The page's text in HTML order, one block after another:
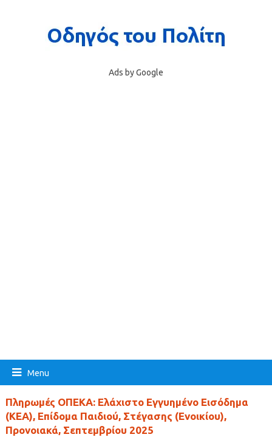
Ads by Google
Menu
Πληρωμές ΟΠΕΚΑ: Ελάχιστο Εγγυημένο Εισόδημα
(ΚΕΑ), Επίδομα Παιδιού, Στέγασης (Ενοικίου),
Προνοιακά, Σεπτεμβρίου 2025